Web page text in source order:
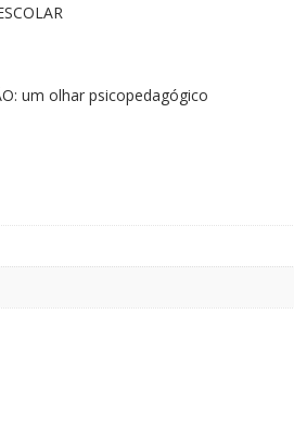
um olhar psicopedagógico